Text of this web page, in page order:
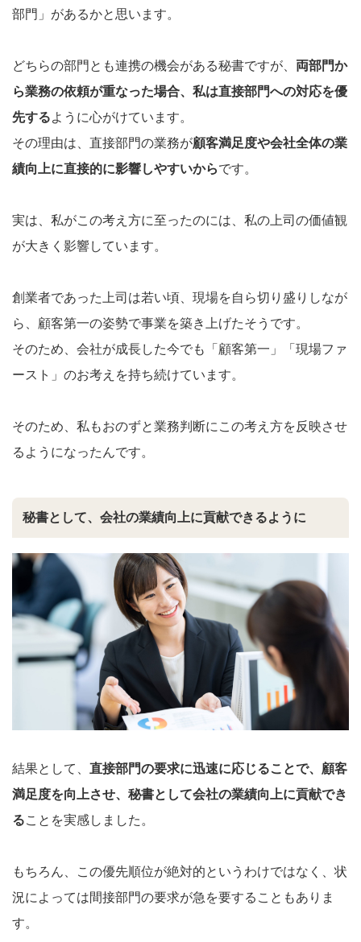
部門」があるかと思います。
どちらの部門とも連携の機会がある秘書ですが、 両部門か
ら業務の依頼が重なった場合、私は直接部門への対応を優
先するように心がけています。
その理由は、直接部門の業務が顧客満足度や会社全体の業
績向上に直接的に影響しやすいからです。
実は、私がこの考え方に至ったのには、私の上司の価値観
が大きく影響しています。
創業者であった上司は若い頃、現場を自ら切り盛りしなが
ら、顧客第一の姿勢で事業を築き上げたそうです。
そのため、会社が成長した今でも「顧客第一」「現場ファ
ースト」のお考えを持ち続けています。
そのため、私もおのずと業務判断にこの考え方を反映させ
るようになったんです。
秘書として、会社の業績向上に貢献できるように
結果として、 直接部門の要求に迅速に応じることで、顧客
満足度を向上させ、秘書として会社の業績向上に貢献でき
ることを実感しました。
もちろん、この優先順位が絶対的というわけではなく、状
況によっては間接部門の要求が急を要することもありま
す。